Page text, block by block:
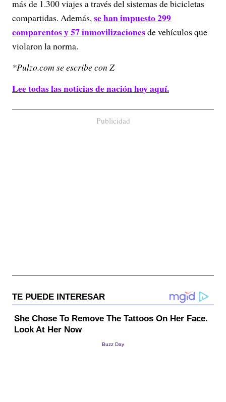
más de 1.300 viajes a través del sistemas de bicicletas
compartidas. Además,se han impuesto 299
comparentos y 57 inmovilizacionesde vehículos que
violaron la norma.
*Pulzo.com se escribe con Z
Lee todas las noticias de nación hoy aquí.
Publicidad